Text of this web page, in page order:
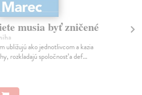
musia byť zničené
ubližujú ako jednotlivcom a kazia
rozkladajú spoločnosť a def...